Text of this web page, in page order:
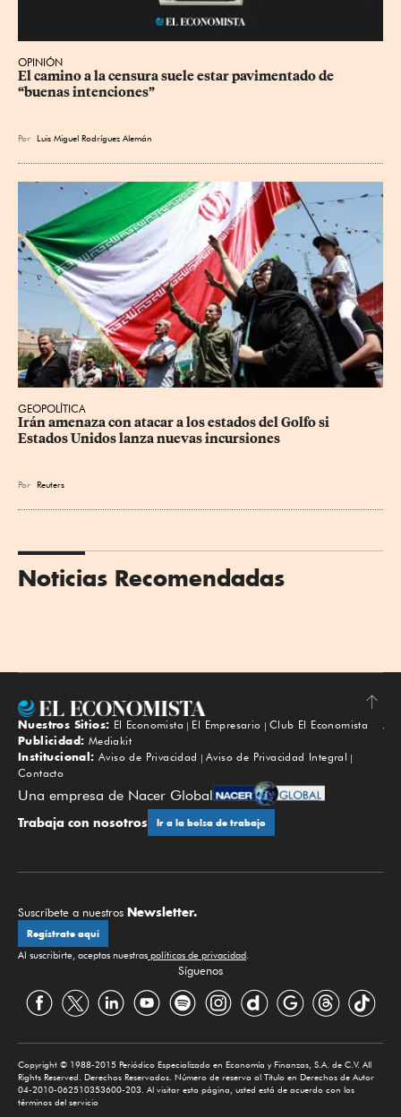
OPINIÓN
El camino a la censura suele estar pavimentado de
“buenas intenciones”
Por Luis Miguel Rodríguez Alemán
GEOPOLÍTICA
Irán amenaza con atacar a los estados del Golfo si
Estados Unidos lanza nuevas incursiones
Por Reuters
Noticias Recomendadas
Subir
Nuestros Sitios: El Economista El Empresario
Club El Economista
Publicidad: Mediakit
Institucional: Aviso de Privacidad
Aviso de Privacidad Integral
Contacto
Una empresa de Nacer Global
Trabaja con nosotros Ir a la bolsa de trabajo
Suscríbete a nuestros Newsletter.
Regístrate aquí
Al suscribirte, aceptas nuestras políticas de privacidad.
Síguenos
Copyright © 1988-2015 Periódico Especializado en Economía y Finanzas, S.A. de C.V. All
Rights Reserved. Derechos Reservados. Número de reserva al Título en Derechos de Autor
04-2010-062510353600-203. Al visitar esta página, usted está de acuerdo con los
términos del servicio